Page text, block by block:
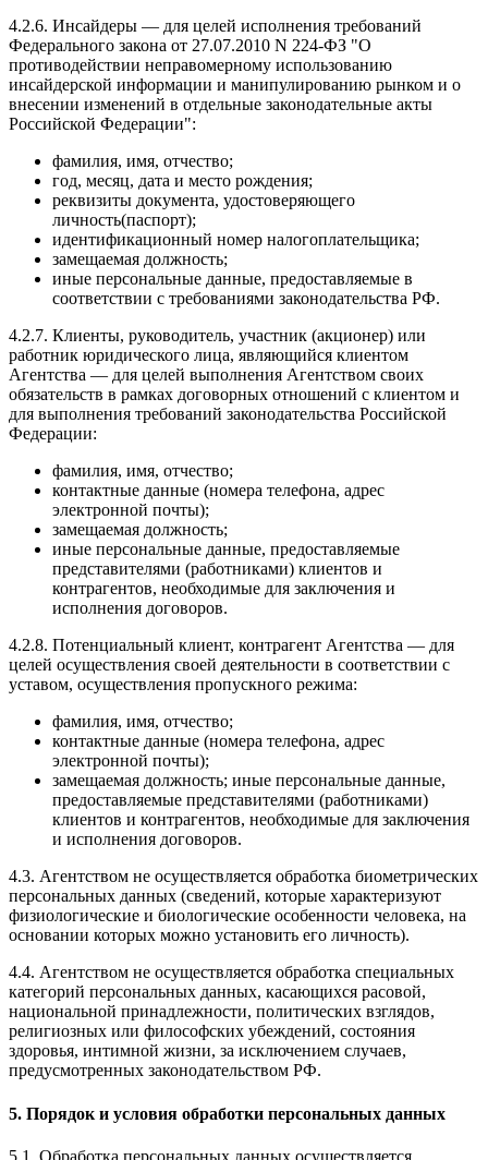
4.2.6. Инсайдеры — для целей исполнения требований
Федерального закона от 27.07.2010 N 224-ФЗ "О
противодействии неправомерному использованию
инсайдерской информации и манипулированию рынком и о
внесении изменений в отдельные законодательные акты
Российской Федерации":
фамилия, имя, отчество;
год, месяц, дата и место рождения;
реквизиты документа, удостоверяющего
личность(паспорт);
идентификационный номер налогоплательщика;
замещаемая должность;
иные персональные данные, предоставляемые в
соответствии с требованиями законодательства РФ.
4.2.7. Клиенты, руководитель, участник (акционер) или
работник юридического лица, являющийся клиентом
Агентства — для целей выполнения Агентством своих
обязательств в рамках договорных отношений с клиентом и
для выполнения требований законодательства Российской
Федерации:
фамилия, имя, отчество;
контактные данные (номера телефона, адрес
электронной почты);
замещаемая должность;
иные персональные данные, предоставляемые
представителями (работниками) клиентов и
контрагентов, необходимые для заключения и
исполнения договоров.
4.2.8. Потенциальный клиент, контрагент Агентства — для
целей осуществления своей деятельности в соответствии с
уставом, осуществления пропускного режима:
фамилия, имя, отчество;
контактные данные (номера телефона, адрес
электронной почты);
замещаемая должность; иные персональные данные,
предоставляемые представителями (работниками)
клиентов и контрагентов, необходимые для заключения
и исполнения договоров.
4.3. Агентством не осуществляется обработка биометрических
персональных данных (сведений, которые характеризуют
физиологические и биологические особенности человека, на
основании которых можно установить его личность).
4.4. Агентством не осуществляется обработка специальных
категорий персональных данных, касающихся расовой,
национальной принадлежности, политических взглядов,
религиозных или философских убеждений, состояния
здоровья, интимной жизни, за исключением случаев,
предусмотренных законодательством РФ.
5. Порядок и условия обработки персональных данных
5.1. Обработка персональных данных осуществляется